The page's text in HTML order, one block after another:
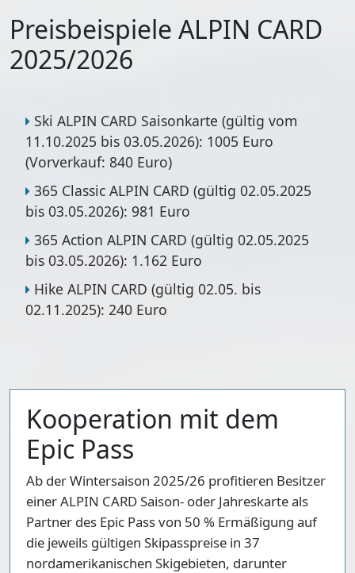
Preisbeispiele ALPIN CARD
2025/2026
Ski ALPIN CARD Saisonkarte (gültig vom
11.10.2025 bis 03.05.2026): 1005 Euro
(Vorverkauf: 840 Euro)
365 Classic ALPIN CARD (gültig 02.05.2025
bis 03.05.2026): 981 Euro
365 Action ALPIN CARD (gültig 02.05.2025
bis 03.05.2026): 1.162 Euro
Hike ALPIN CARD (gültig 02.05. bis
02.11.2025): 240 Euro
Kooperation mit dem
Epic Pass
Ab der Wintersaison 2025/26 profitieren Besitzer
einer ALPIN CARD Saison- oder Jahreskarte als
Partner des Epic Pass von 50 % Ermäßigung auf
die jeweils gültigen Skipasspreise in 37
nordamerikanischen Skigebieten, darunter